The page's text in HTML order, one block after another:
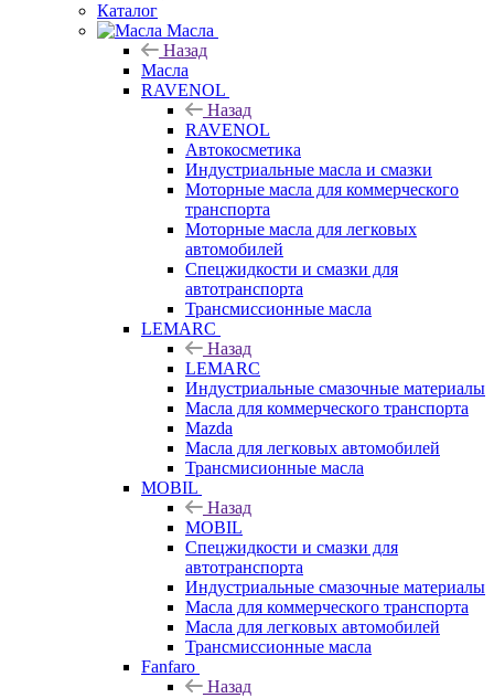
Каталог
Масла
Назад
Масла
RAVENOL
Назад
RAVENOL
Автокосметика
Индустриальные масла и смазки
Моторные масла для коммерческого
транспорта
Моторные масла для легковых
автомобилей
Спецжидкости и смазки для
автотранспорта
Трансмиссионные масла
LEMARC
Назад
LEMARC
Индустриальные смазочные материалы
Масла для коммерческого транспорта
Mazda
Масла для легковых автомобилей
Трансмисионные масла
MOBIL
Назад
MOBIL
Cпецжидкости и смазки для
автотранспорта
Индустриальные смазочные материалы
Масла для коммерческого транспорта
Масла для легковых автомобилей
Трансмиссионные масла
Fanfaro
Назад